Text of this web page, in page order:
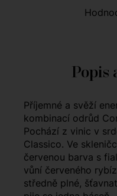
Popis
Příjemné a svěží
kombinací odrůd
Pochází z vinic v
Classico. Ve
červenou barva s
vůní červeného
středně plné,